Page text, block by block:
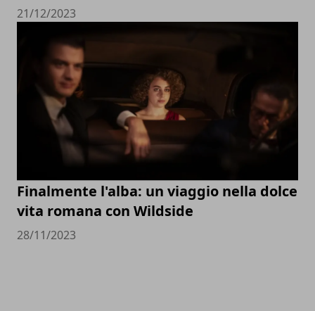
21/12/2023
Finalmente l'alba: un viaggio nella dolce
vita romana con Wildside
28/11/2023